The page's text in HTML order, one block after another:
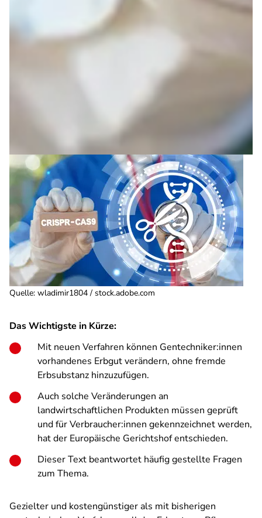
Quelle: wladimir1804 / stock.adobe.com
Das Wichtigste in Kürze:
Mit neuen Verfahren können Gentechniker:innen
vorhandenes Erbgut verändern, ohne fremde
Erbsubstanz hinzuzufügen.
Auch solche Veränderungen an
landwirtschaftlichen Produkten müssen geprüft
und für Verbraucher:innen gekennzeichnet werden,
hat der Europäische Gerichtshof entschieden.
Dieser Text beantwortet häufig gestellte Fragen
zum Thema.
Gezielter und kostengünstiger als mit bisherigen